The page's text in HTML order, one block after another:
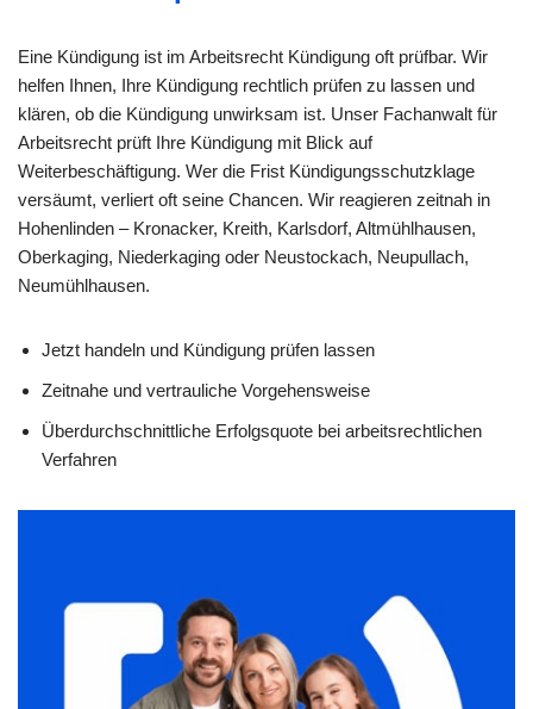
Eine Kündigung ist im Arbeitsrecht Kündigung oft prüfbar. Wir
helfen Ihnen, Ihre Kündigung rechtlich prüfen zu lassen und
klären, ob die Kündigung unwirksam ist. Unser Fachanwalt für
Arbeitsrecht prüft Ihre Kündigung mit Blick auf
Weiterbeschäftigung. Wer die Frist Kündigungsschutzklage
versäumt, verliert oft seine Chancen. Wir reagieren zeitnah in
Hohenlinden – Kronacker, Kreith, Karlsdorf, Altmühlhausen,
Oberkaging, Niederkaging oder Neustockach, Neupullach,
Neumühlhausen.
Jetzt handeln und Kündigung prüfen lassen
Zeitnahe und vertrauliche Vorgehensweise
Überdurchschnittliche Erfolgsquote bei arbeitsrechtlichen
Verfahren